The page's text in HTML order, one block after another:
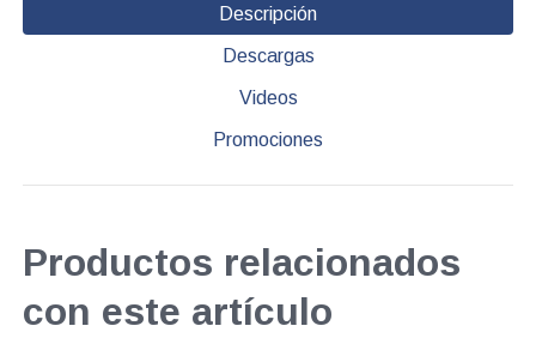
Descripción
Descargas
Videos
Promociones
Productos relacionados
con este artículo